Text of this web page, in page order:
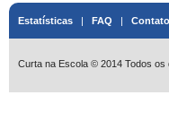
Estatísticas | FAQ | Contato
Curta na Escola © 2014 Todos os